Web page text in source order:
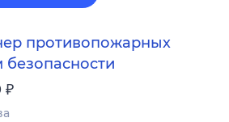
противопожарных
безопасности
₽